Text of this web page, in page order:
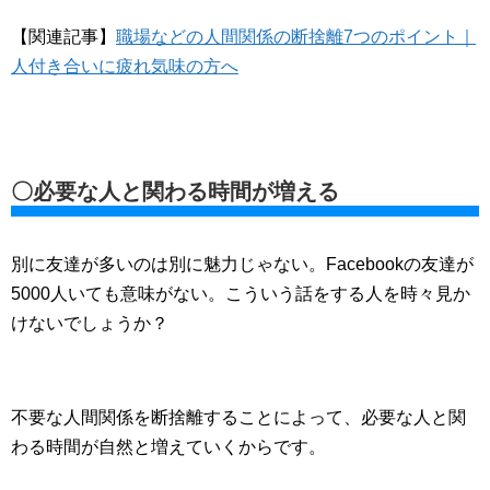
【関連記事】 職場などの人間関係の断捨離7つのポイント｜
人付き合いに疲れ気味の方へ
〇必要な人と関わる時間が増える
別に友達が多いのは別に魅力じゃない。Facebookの友達が
5000人いても意味がない。こういう話をする人を時々見か
けないでしょうか？
不要な人間関係を断捨離することによって、必要な人と関
わる時間が自然と増えていくからです。